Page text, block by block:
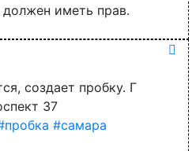
должен иметь прав.
создает пробку. Г
37
#самара